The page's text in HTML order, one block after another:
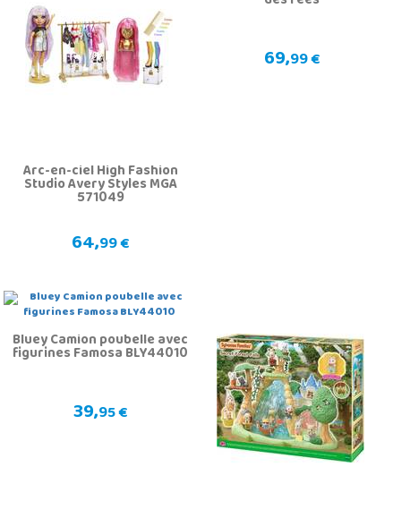
Arc-en-ciel High Fashion
Studio Avery Styles MGA
571049
64,99 €
69,99 €
Bluey Camion poubelle avec
figurines Famosa BLY44010
39,95 €